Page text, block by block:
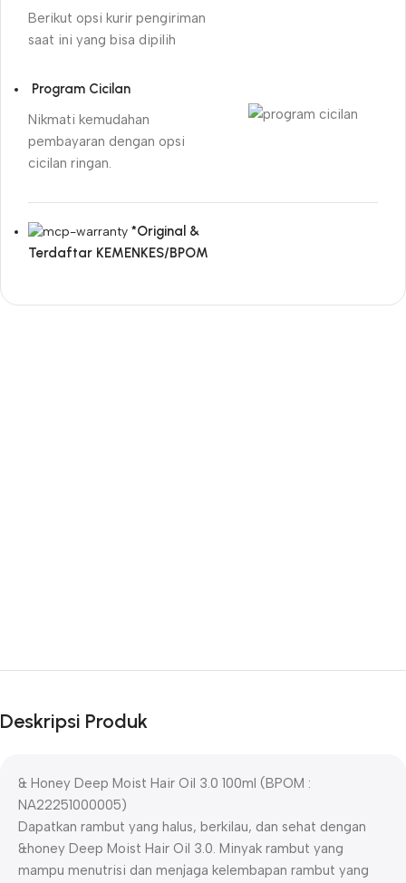
Berikut opsi kurir pengiriman
saat ini yang bisa dipilih
Program Cicilan
Nikmati kemudahan
pembayaran dengan opsi
cicilan ringan.
*Original &
Terdaftar KEMENKES/BPOM
Deskripsi Produk
& Honey Deep Moist Hair Oil 3.0 100ml (BPOM :
NA22251000005)
Dapatkan rambut yang halus, berkilau, dan sehat dengan
&honey Deep Moist Hair Oil 3.0. Minyak rambut yang
mampu menutrisi dan menjaga kelembapan rambut yang